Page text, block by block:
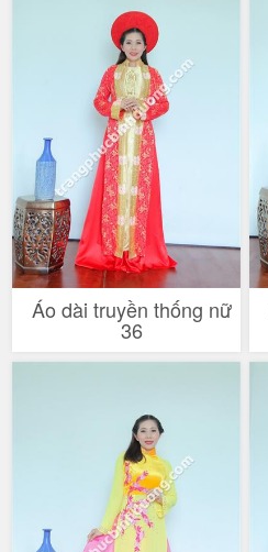
Áo dài truyền thống nữ
36